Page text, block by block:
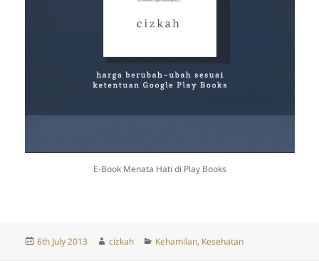
E-Book Menata Hati di Play Books
Posted
6th July 2013 Author
cizkah Categories
Kehamilan, Kesehatan